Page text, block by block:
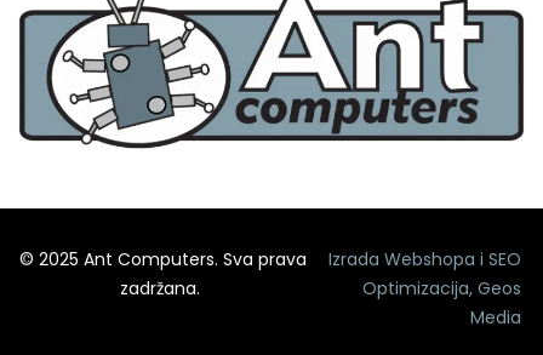
© 2025 Ant Computers. Sva prava
zadržana.
Izrada Webshopa iSEO
Optimizacija,Geos
Media